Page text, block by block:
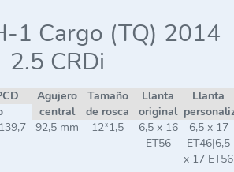
1 Cargo (TQ) 2014
2.5 CRDi
Agujero
central
Tamaño
de rosca
Llanta
original
Llanta
92,5 mm 12*1,5
6,5 x 16
ET56
6,5 x 17
ET46|6,5
x 17 ET56